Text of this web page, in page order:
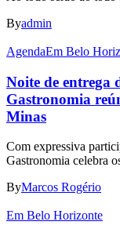
Byadmin
AgendaEm Belo
Noite de entrega
Gastronomia
Minas
Com expressiva
Gastronomia celebra
ByMarcos Rogério
Em Belo Horizonte